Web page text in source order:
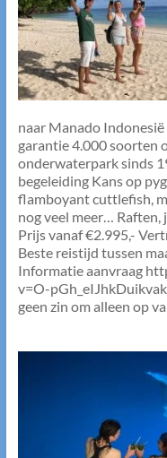
naar Manado
garantie 4.000 soorten
onderwaterpark sinds
begeleiding Kans op
flamboyant cuttlefish,
nog veel meer…
Prijs vanaf €2.995,-
Beste reistijd tussen
Informatie aanvraag
v=O-
geen zin om alleen op